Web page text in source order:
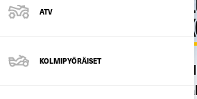
ATV
KOLMIPYÖRÄISET
MÖNKIJÄ TAI SSV-
JOKAISEEN
Syvästä mudasta ja karuista
dyyneihin, metsäpolkuihin ja